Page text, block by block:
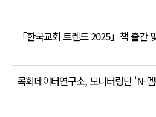
「한국교회 트렌드 2025」책 출간
목회데이터연구소, 모니터링단 'N-